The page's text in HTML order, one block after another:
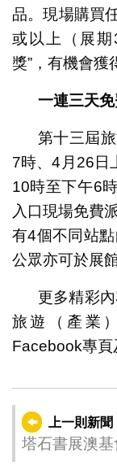
品。現場購買
或以上（展
獎”，有機會獲
一連三天
第十三屆
7時、4月26日
10時至下午6
入口現場免費
有4個不同站
公眾亦可於展
更多精彩
旅遊（產業
Facebook專頁
上一則新聞
塔石書展澳基會圖書